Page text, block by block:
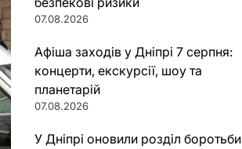
07.08.2026
Афіша заходів у Дніпрі 7 серпня:
концерти, екскурсії, шоу та
планетарій
07.08.2026
У Дніпрі оновили розділ боротьби